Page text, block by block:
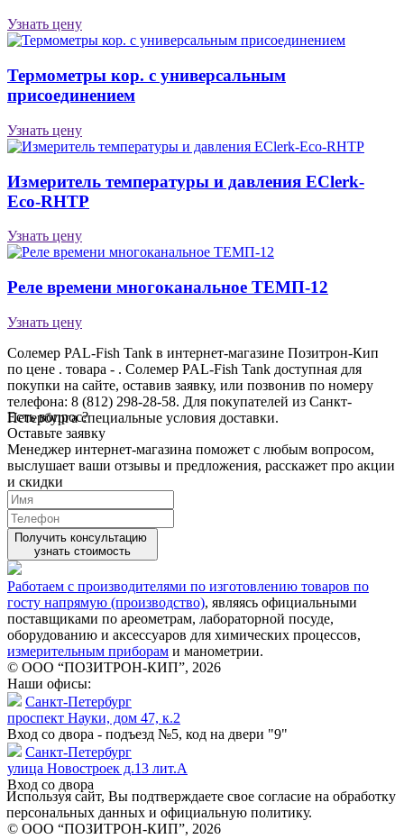
Узнать цену
Термометры кор. с универсальным
присоединением
Узнать цену
Измеритель температуры и давления EClerk-
Eco-RHTP
Узнать цену
Реле времени многоканальное ТЕМП-12
Узнать цену
Солемер PAL-Fish Tank в интернет-магазине Позитрон-Кип
по цене . товара - . Солемер PAL-Fish Tank доступная для
покупки на сайте, оставив заявку, или позвонив по номеру
телефона: 8 (812) 298-28-58. Для покупателей из Санкт-
Петербурга специальные условия доставки.
Есть вопрос?
Оставьте заявку
Менеджер интернет-магазина поможет с любым вопросом,
выслушает ваши отзывы и предложения, расскажет про акции
и скидки
Получить консультацию
узнать стоимость
Работаем с производителями по изготовлению товаров по
госту напрямую (производство), являясь официальными
поставщиками по ареометрам, лабораторной посуде,
оборудованию и аксессуаров для химических процессов,
измерительным приборам и манометрии.
© ООО “ПОЗИТРОН-КИП”, 2026
Наши офисы:
Санкт-Петербург
проспект Науки, дом 47, к.2
Вход со двора - подъезд №5, код на двери "9"
Санкт-Петербург
улица Новостроек д.13 лит.А
Вход со двора
Используя сайт, Вы подтверждаете свое согласие на обработку
персональных данных и официальную политику.
© ООО “ПОЗИТРОН-КИП”, 2026